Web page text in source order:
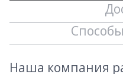
Наша компания